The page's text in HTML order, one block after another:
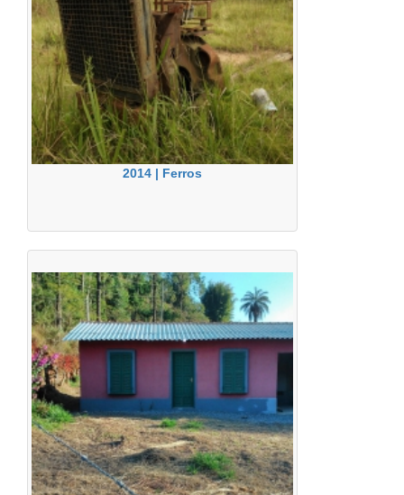
2014 | Ferros